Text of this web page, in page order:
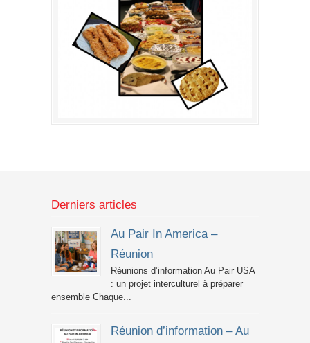
Derniers articles
Au Pair In America –
Réunion
Réunions d’information Au Pair USA
: un projet interculturel à préparer
ensemble Chaque...
Réunion d’information – Au